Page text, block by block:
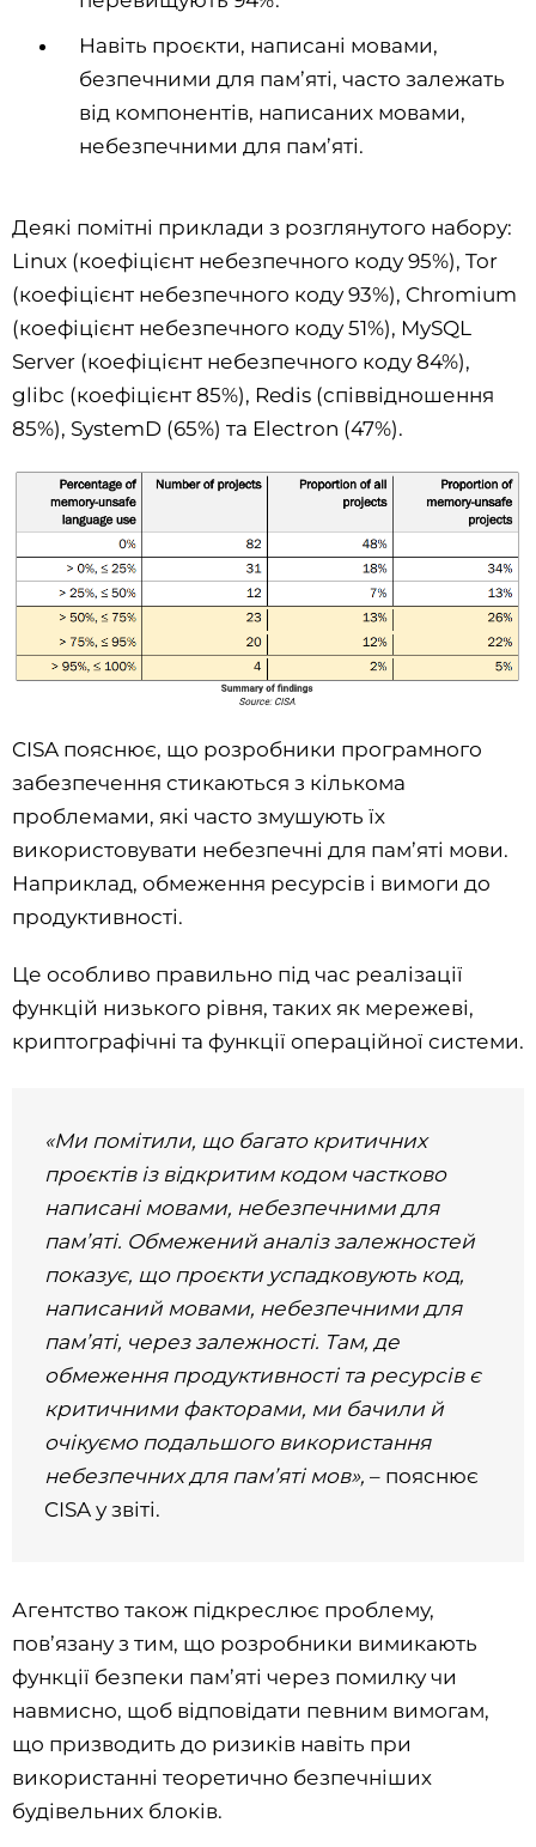
Навіть проєкти, написані мовами,
безпечними для пам’яті, часто залежать
від компонентів, написаних мовами,
небезпечними для пам’яті.
Деякі помітні приклади з розглянутого набору:
Linux (коефіцієнт небезпечного коду 95%), Tor
(коефіцієнт небезпечного коду 93%), Chromium
(коефіцієнт небезпечного коду 51%), MySQL
Server (коефіцієнт небезпечного коду 84%),
glibc (коефіцієнт 85%), Redis (співвідношення
85%), SystemD (65%) та Electron (47%).
CISA пояснює, що розробники програмного
забезпечення стикаються з кількома
проблемами, які часто змушують їх
використовувати небезпечні для пам’яті мови.
Наприклад, обмеження ресурсів і вимоги до
продуктивності.
Це особливо правильно під час реалізації
функцій низького рівня, таких як мережеві,
криптографічні та функції операційної системи.
«Ми помітили, що багато критичних
проєктів із відкритим кодом частково
написані мовами, небезпечними для
пам’яті. Обмежений аналіз залежностей
показує, що проєкти успадковують код,
написаний мовами, небезпечними для
пам’яті, через залежності. Там, де
обмеження продуктивності та ресурсів є
критичними факторами, ми бачили й
очікуємо подальшого використання
небезпечних для пам’яті мов»,– пояснює
CISA у звіті.
Агентство також підкреслює проблему,
пов’язану з тим, що розробники вимикають
функції безпеки пам’яті через помилку чи
навмисно, щоб відповідати певним вимогам,
що призводить до ризиків навіть при
використанні теоретично безпечніших
будівельних блоків.